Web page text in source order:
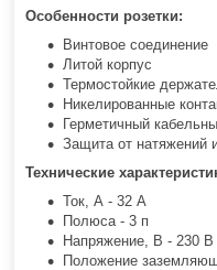
Особенности розетки:
Винтовое соединение
Литой корпус
Термостойкие
Никелированные
Герметичный
Защита от натяжений
Технические
Ток, А - 32 A
Полюса - 3 п
Напряжение, В - 230 B
Положение